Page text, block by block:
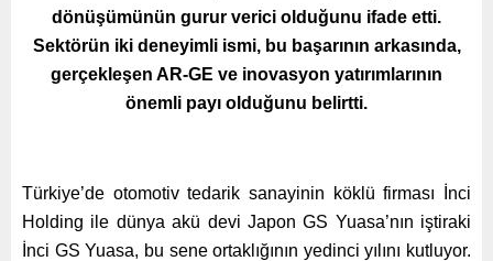
dönüşümünün gurur verici olduğunu ifade etti.
Sektörün iki deneyimli ismi, bu başarının arkasında,
gerçekleşen AR-GE ve inovasyon yatırımlarının
önemli payı olduğunu belirtti.
Türkiye’de otomotiv tedarik sanayinin köklü firması İnci
Holding ile dünya akü devi Japon GS Yuasa’nın iştiraki
İnci GS Yuasa, bu sene ortaklığının yedinci yılını kutluyor.